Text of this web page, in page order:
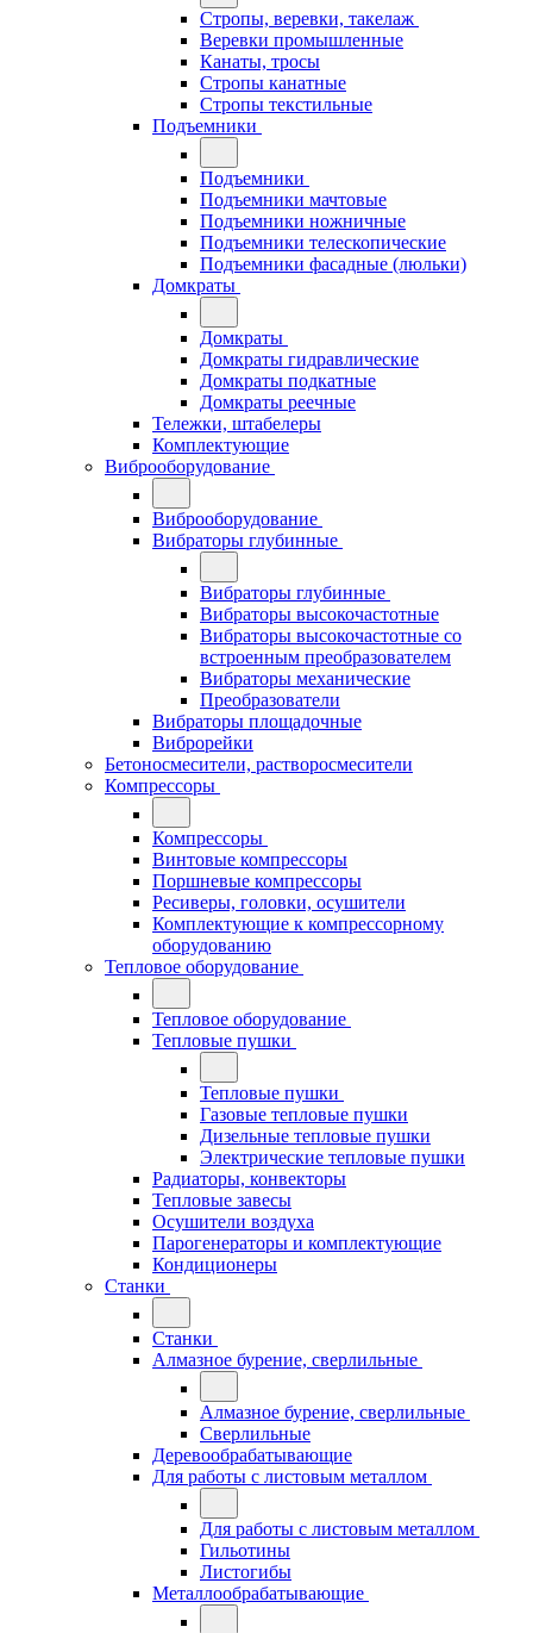
Стропы, веревки, такелаж
Веревки промышленные
Канаты, тросы
Стропы канатные
Стропы текстильные
Подъемники
Подъемники
Подъемники мачтовые
Подъемники ножничные
Подъемники телескопические
Подъемники фасадные (люльки)
Домкраты
Домкраты
Домкраты гидравлические
Домкраты подкатные
Домкраты реечные
Тележки, штабелеры
Комплектующие
Виброоборудование
Виброоборудование
Вибраторы глубинные
Вибраторы глубинные
Вибраторы высокочастотные
Вибраторы высокочастотные со
встроенным преобразователем
Вибраторы механические
Преобразователи
Вибраторы площадочные
Виброрейки
Бетоносмесители, растворосмесители
Компрессоры
Компрессоры
Винтовые компрессоры
Поршневые компрессоры
Ресиверы, головки, осушители
Комплектующие к компрессорному
оборудованию
Тепловое оборудование
Тепловое оборудование
Тепловые пушки
Тепловые пушки
Газовые тепловые пушки
Дизельные тепловые пушки
Электрические тепловые пушки
Радиаторы, конвекторы
Тепловые завесы
Осушители воздуха
Парогенераторы и комплектующие
Кондиционеры
Станки
Станки
Алмазное бурение, сверлильные
Алмазное бурение, сверлильные
Сверлильные
Деревообрабатывающие
Для работы с листовым металлом
Для работы с листовым металлом
Гильотины
Листогибы
Металлообрабатывающие